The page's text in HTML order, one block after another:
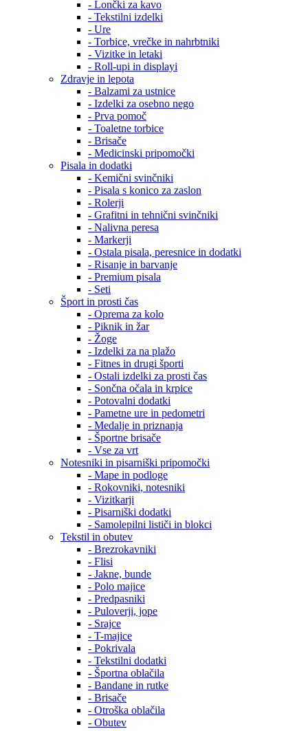
- Lončki za kavo
- Tekstilni izdelki
- Ure
- Torbice, vrečke in nahrbtniki
- Vizitke in letaki
- Roll-upi in displayi
Zdravje in lepota
- Balzami za ustnice
- Izdelki za osebno nego
- Prva pomoč
- Toaletne torbice
- Brisače
- Medicinski pripomočki
Pisala in dodatki
- Kemični svinčniki
- Pisala s konico za zaslon
- Rolerji
- Grafitni in tehnični svinčniki
- Nalivna peresa
- Markerji
- Ostala pisala, peresnice in dodatki
- Risanje in barvanje
- Premium pisala
- Seti
Šport in prosti čas
- Oprema za kolo
- Piknik in žar
- Žoge
- Izdelki za na plažo
- Fitnes in drugi športi
- Ostali izdelki za prosti čas
- Sončna očala in krpice
- Potovalni dodatki
- Pametne ure in pedometri
- Medalje in priznanja
- Športne brisače
- Vse za vrt
Notesniki in pisarniški pripomočki
- Mape in podloge
- Rokovniki, notesniki
- Vizitkarji
- Pisarniški dodatki
- Samolepilni lističi in blokci
Tekstil in obutev
- Brezrokavniki
- Flisi
- Jakne, bunde
- Polo majice
- Predpasniki
- Puloverji, jope
- Srajce
- T-majice
- Pokrivala
- Tekstilni dodatki
- Športna oblačila
- Bandane in rutke
- Brisače
- Otroška oblačila
- Obutev